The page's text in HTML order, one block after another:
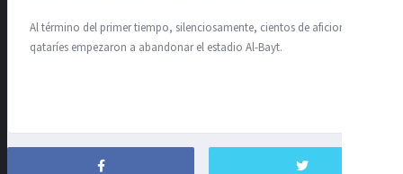
Al término del primer tiempo, silenciosamente, cientos de aficionados
qataríes empezaron a abandonar el estadio Al-Bayt.